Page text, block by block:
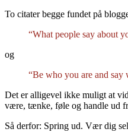
To citater begge fundet på
“What people say about
og
“Be who you are and say
Det er alligevel ikke muligt at
være, tænke, føle og handle ud
Så derfor: Spring ud. Vær dig